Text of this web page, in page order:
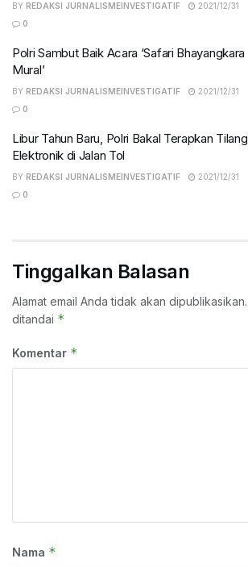
BY REDAKSI JURNALISMEINVESTIGATIF
2021/12/31
0
Polri Sambut Baik Acara ‘Safari Bhayangkara
Mural’
BY REDAKSI JURNALISMEINVESTIGATIF
2021/12/31
0
Libur Tahun Baru, Polri Bakal Terapkan Tilang
Elektronik di Jalan Tol
BY REDAKSI JURNALISMEINVESTIGATIF
2021/12/31
0
Tinggalkan Balasan
Alamat email Anda tidak akan dipublikasikan.
ditandai *
Komentar *
Nama *